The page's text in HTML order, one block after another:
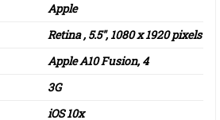
Apple
Retina , 5.5″, 1080 x 1920 pixels
Apple A10 Fusion, 4
3G
iOS 10x